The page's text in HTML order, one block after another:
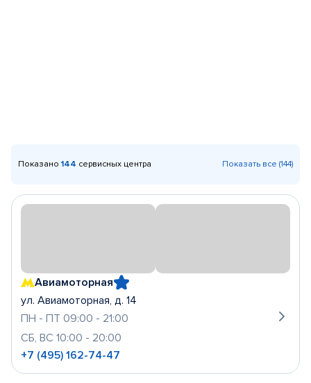
Показано 144 сервисных центра Показать все (144)
Авиамоторная
ул. Авиамоторная, д. 14
ПН - ПТ 09:00 - 21:00
СБ, ВС 10:00 - 20:00
+7 (495) 162-74-47